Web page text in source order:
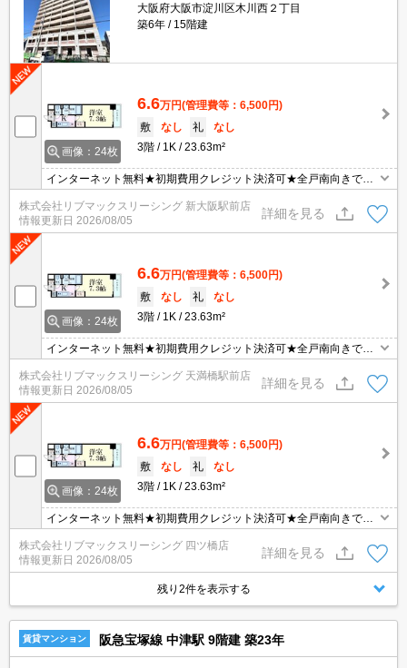
大阪府大阪市淀川区木川西２丁目
築6年
15階建
画像：24枚
6.6万円(管理費等：6,500円)
敷
なし 礼
なし
3階
1K 23.63m²
インターネット無料★初期費用クレジット決済可★全戸南向きで日
当たり良好★近隣にスーパー、コンビニ、ドラッグストアが揃って
います★弊社は天満橋駅前店、新大阪駅前店、梅田店、江坂店、四
ツ橋店ご希望の店舗でご対応可能です★女性スタッフ・ベテランス
タッフ在籍★内見代行・写真撮影/動画撮影/WEB契約等来店不要で
株式会社リブマックスリーシング 新大阪駅前店
情報更新日 2026/08/05
詳細を見る
画像：24枚
6.6万円(管理費等：6,500円)
敷
なし 礼
なし
3階
1K 23.63m²
インターネット無料★初期費用クレジット決済可★全戸南向きで日
当たり良好★近隣にスーパー、コンビニ、ドラッグストアが揃って
います★弊社は天満橋駅前店、新大阪駅前店、梅田店、江坂店、四
ツ橋店ご希望の店舗でご対応可能です★女性スタッフ・ベテランス
タッフ在籍★内見代行・写真撮影/動画撮影/WEB契約等来店不要で
株式会社リブマックスリーシング 天満橋駅前店
情報更新日 2026/08/05
詳細を見る
画像：24枚
6.6万円(管理費等：6,500円)
敷
なし 礼
なし
3階
1K 23.63m²
インターネット無料★初期費用クレジット決済可★全戸南向きで日
当たり良好★近隣にスーパー、コンビニ、ドラッグストアが揃って
います★弊社は天満橋駅前店、新大阪駅前店、梅田店、江坂店、四
ツ橋店ご希望の店舗でご対応可能です★女性スタッフ・ベテランス
タッフ在籍★内見代行・写真撮影/動画撮影/WEB契約等来店不要で
株式会社リブマックスリーシング 四ツ橋店
情報更新日 2026/08/05
詳細を見る
残り2件を表示する
賃貸マンション 阪急宝塚線 中津駅 9階建 築23年